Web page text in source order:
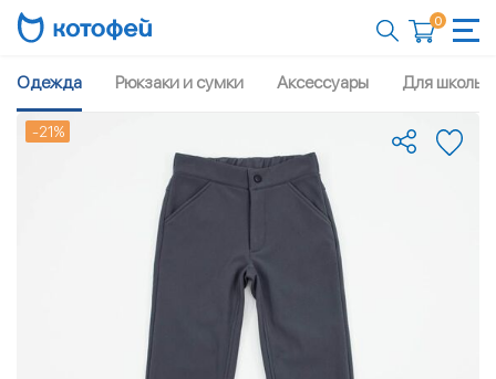
0
Одежда Рюкзаки и сумки Аксессуары Для школы
-21%